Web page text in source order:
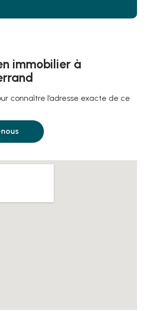
immobilier à
connaître l’adresse exacte de ce